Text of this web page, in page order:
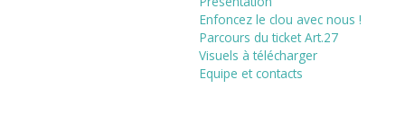
Enfoncez le clou avec nous !
Parcours du ticket Art.27
Visuels à télécharger
Equipe et contacts